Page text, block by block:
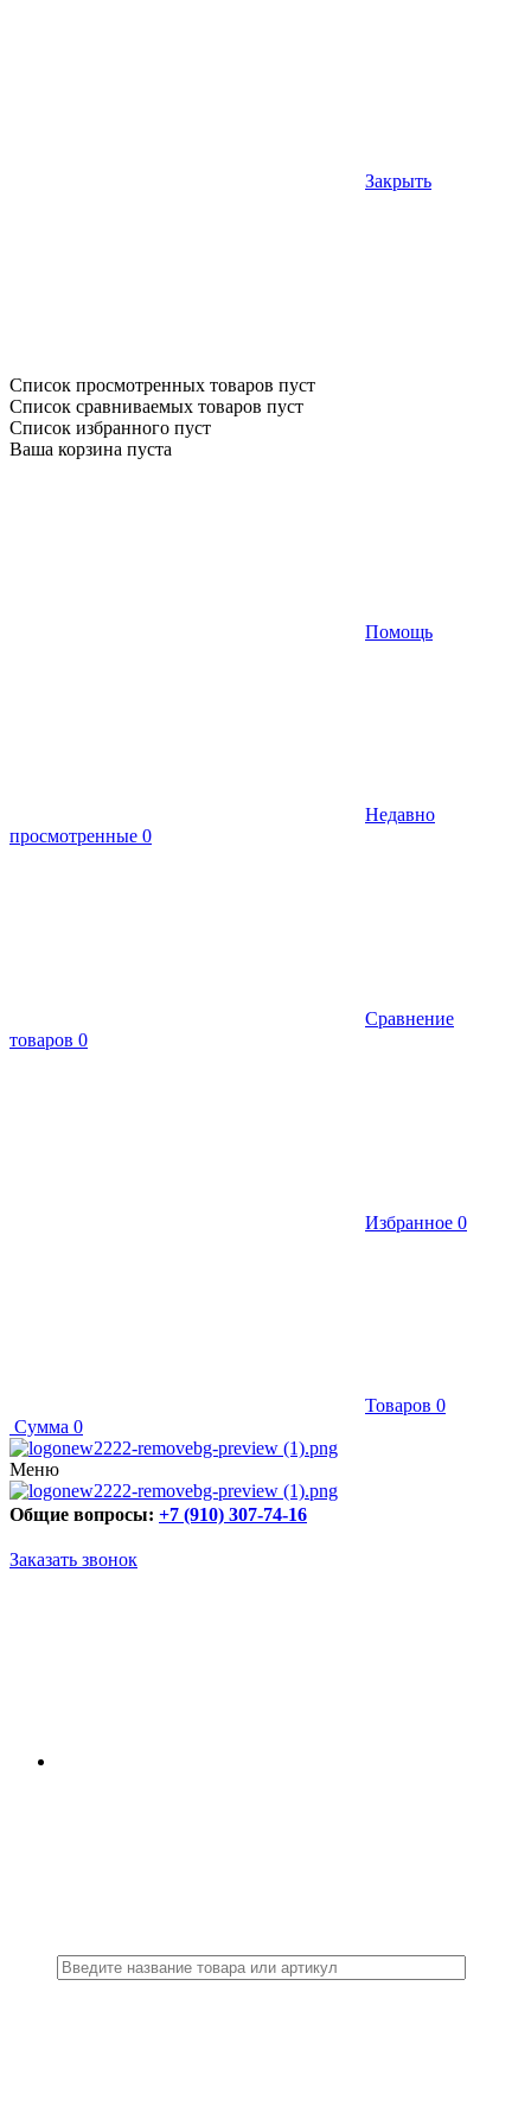
Закрыть
Список просмотренных товаров пуст
Список сравниваемых товаров пуст
Список избранного пуст
Ваша корзина пуста
Помощь
Недавно
просмотренные 0
Сравнение
товаров 0
Избранное 0
Товаров 0
Сумма 0
Меню
Общие вопросы: +7 (910) 307-74-16
Заказать звонок